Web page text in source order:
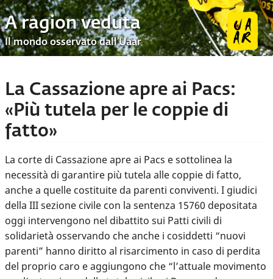
A ragion veduta
Il mondo osservato dall’Uaar
La Cassazione apre ai Pacs:
«Più tutela per le coppie di
fatto»
La corte di Cassazione apre ai Pacs e sottolinea la
necessità di garantire più tutela alle coppie di fatto,
anche a quelle costituite da parenti conviventi. I giudici
della III sezione civile con la sentenza 15760 depositata
oggi intervengono nel dibattito sui Patti civili di
solidarietà osservando che anche i cosiddetti “nuovi
parenti” hanno diritto al risarcimento in caso di perdita
del proprio caro e aggiungono che “l’attuale movimento